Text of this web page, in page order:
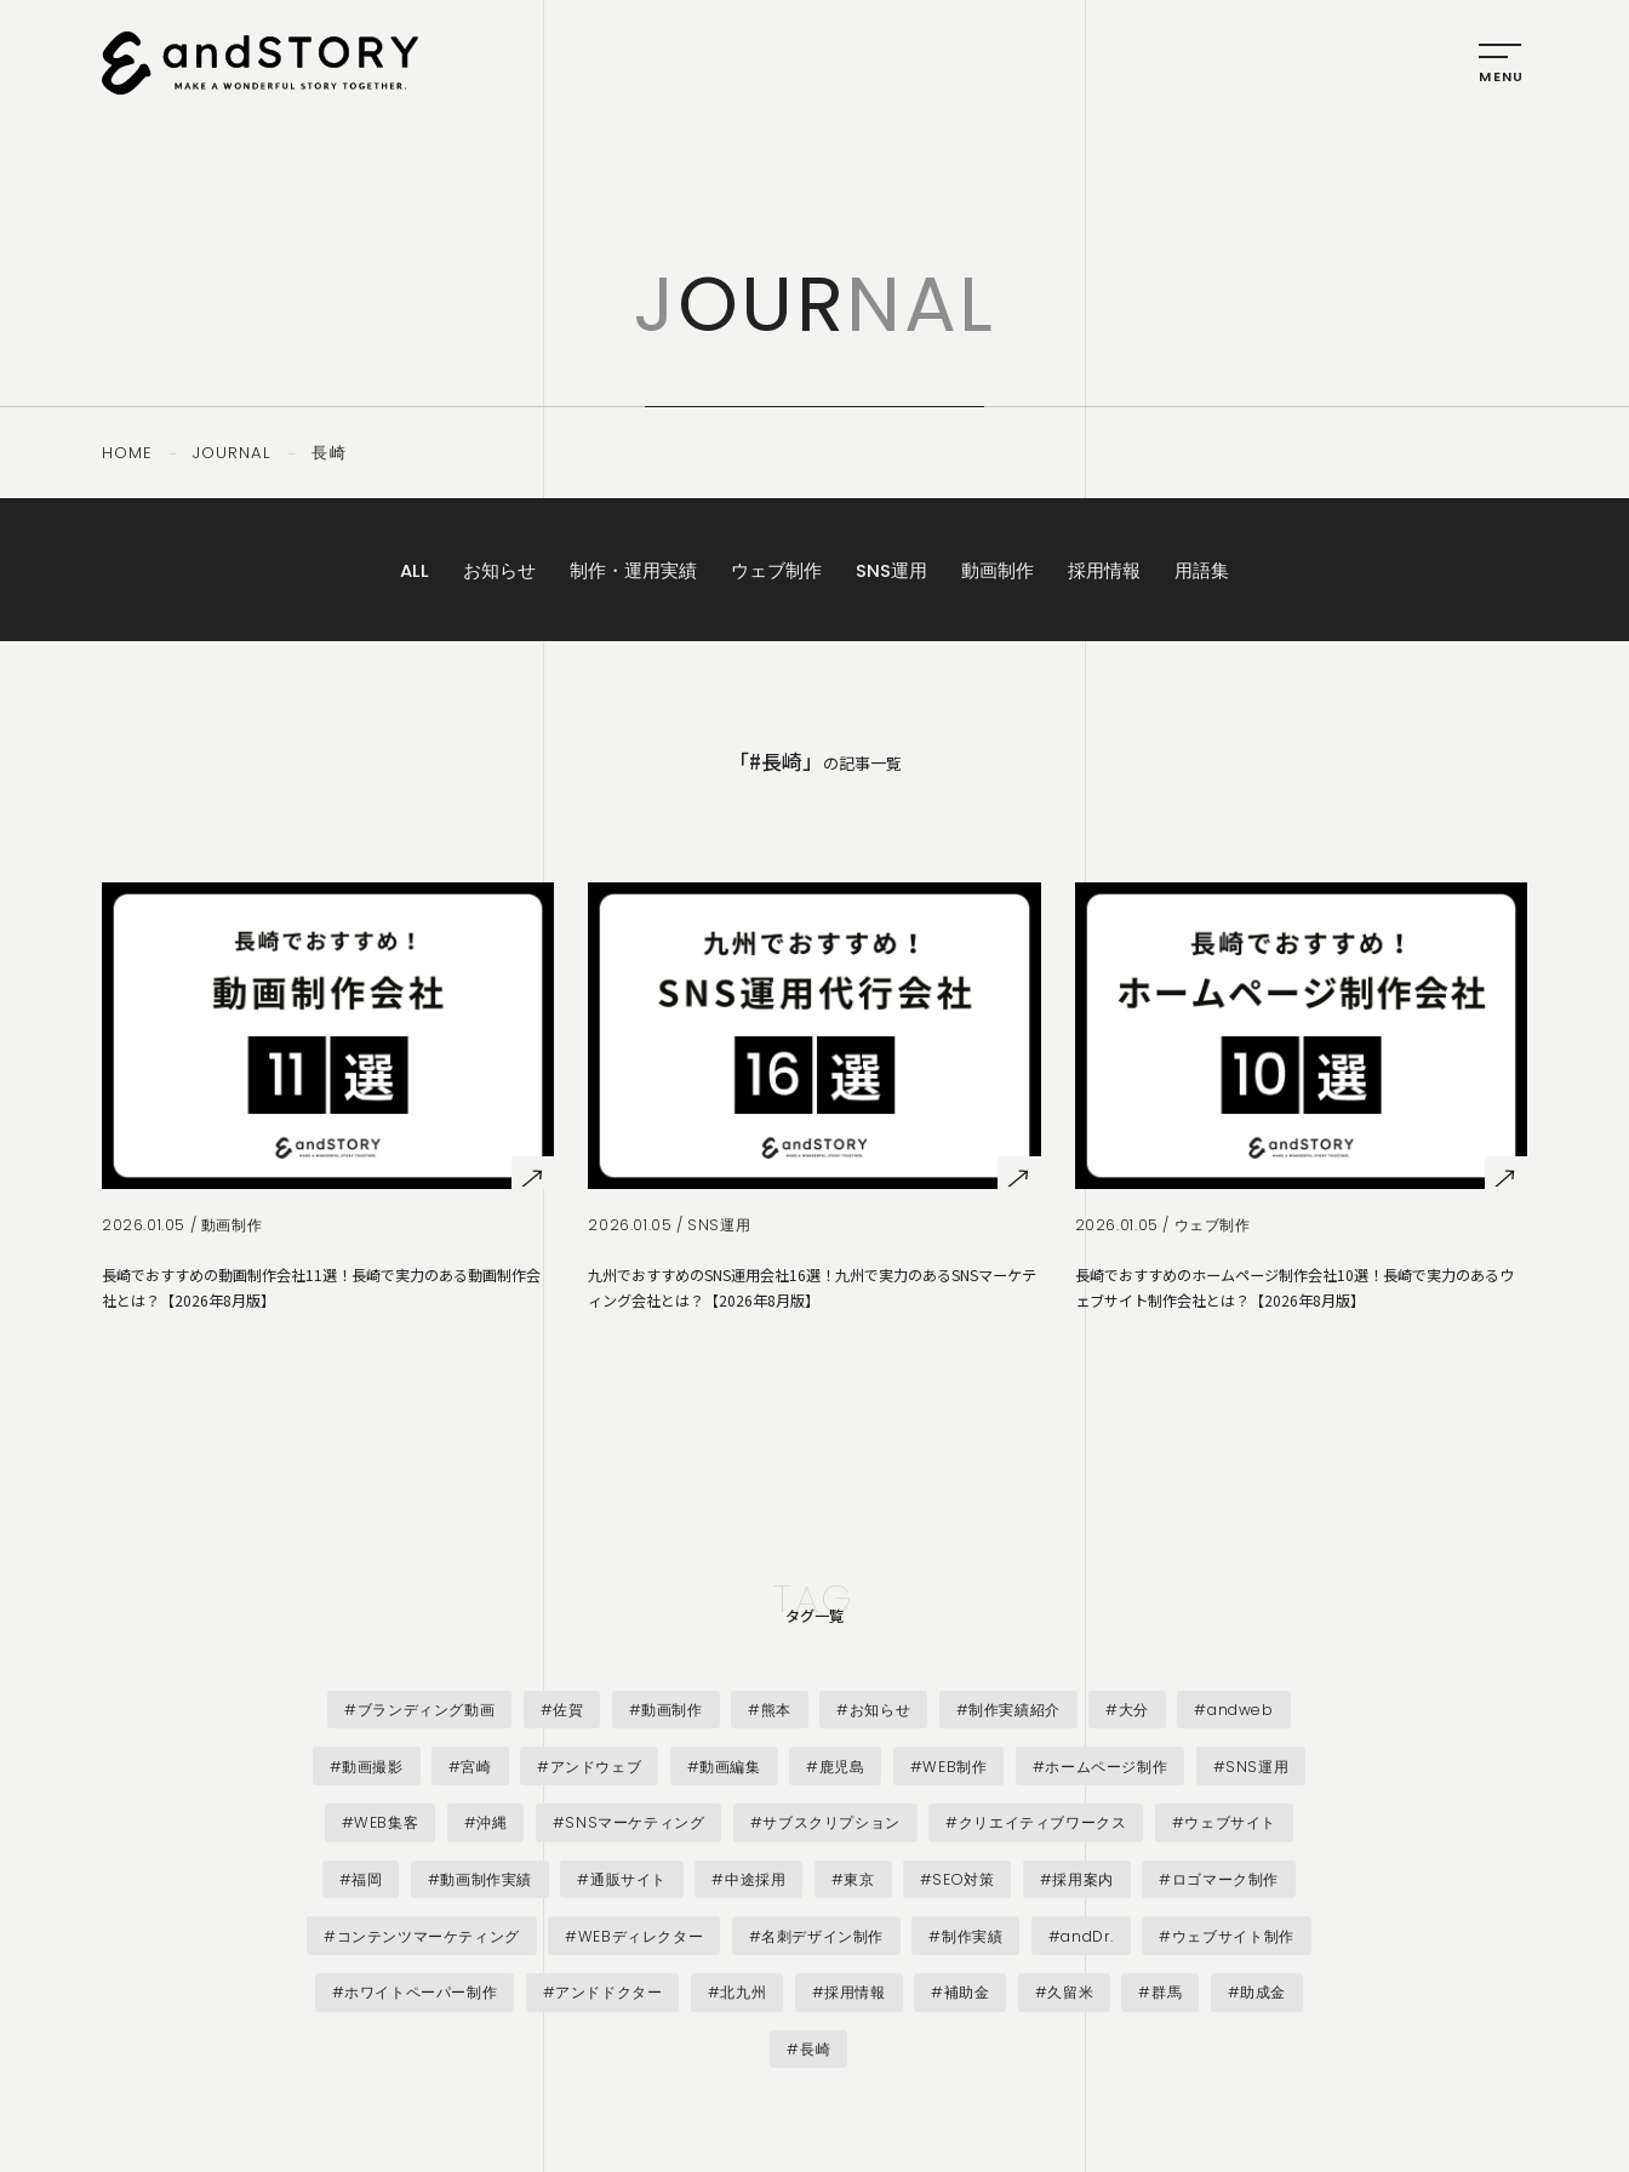
406-8407 OTHERS
PRIVACY SECURITY
JOURNAL
HOME － JOURNAL － 長崎
ALL お知らせ 制作・運用実績 ウェブ制作 SNS運用 動画制作 採用情報 用語集
「#長崎」 の記事一覧
2026.01.05 / 動画制作
長崎でおすすめの動画制作会社11選！長崎で実力のある動画制作会
社とは？【2026年8月版】
2026.01.05 / SNS運用
九州でおすすめのSNS運用会社16選！九州で実力のあるSNSマーケテ
ィング会社とは？【2026年8月版】
2026.01.05 / ウェブ制作
長崎でおすすめのホームページ制作会社10選！長崎で実力のあるウ
ェブサイト制作会社とは？【2026年8月版】
TAG
タグ一覧
#ブランディング動画 #佐賀 #動画制作 #熊本 #お知らせ #制作実績紹介 #大分 #andweb
#動画撮影 #宮崎 #アンドウェブ #動画編集 #鹿児島 #WEB制作 #ホームページ制作 #SNS運用
#WEB集客 #沖縄 #SNSマーケティング #サブスクリプション #クリエイティブワークス #ウェブサイト
#福岡 #動画制作実績 #通販サイト #中途採用 #東京 #SEO対策 #採用案内 #ロゴマーク制作
#コンテンツマーケティング #WEBディレクター #名刺デザイン制作 #制作実績 #andDr. #ウェブサイト制作
#ホワイトペーパー制作 #アンドドクター #北九州 #採用情報 #補助金 #久留米 #群馬 #助成金
#長崎